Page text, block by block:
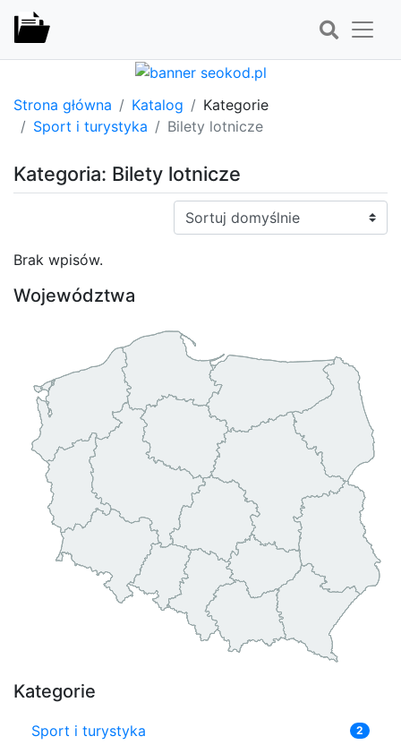
Strona główna Katalog
Kategorie
Sport i turystyka
Bilety lotnicze
Kategoria: Bilety lotnicze
Sortuj:
Brak wpisów.
Województwa
Kategorie
Sport i turystyka 2